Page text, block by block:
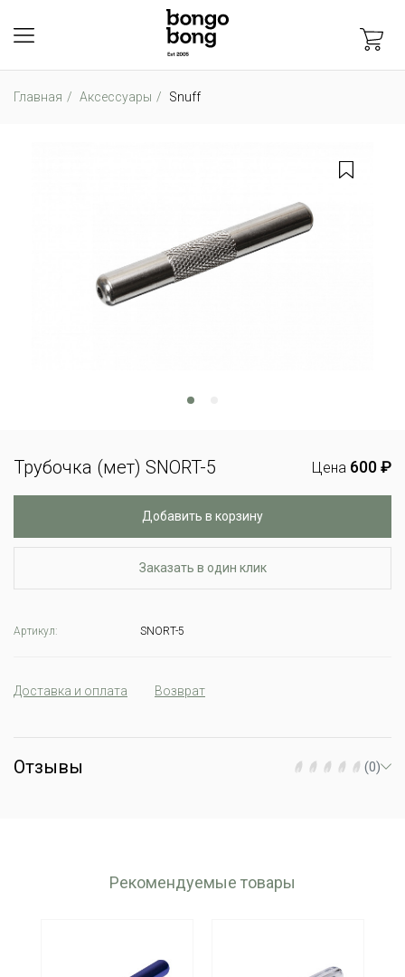
Главная Аксессуары Snuff
Трубочка (мет) SNORT-5 Цена 600 ₽
Добавить в корзину
Заказать в один клик
Артикул: SNORT-5
Доставка и оплата Возврат
Отзывы (0)
Рекомендуемые товары